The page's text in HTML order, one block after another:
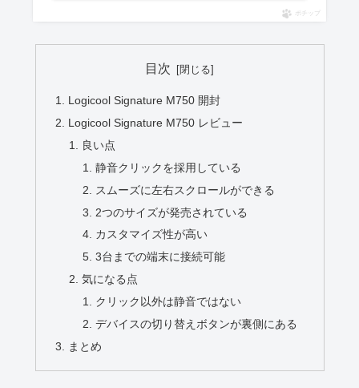
ポチップ
目次
Logicool Signature M750 開封
Logicool Signature M750 レビュー
良い点
静音クリックを採用している
スムーズに左右スクロールができる
2つのサイズが発売されている
カスタマイズ性が高い
3台までの端末に接続可能
気になる点
クリック以外は静音ではない
デバイスの切り替えボタンが裏側にある
まとめ